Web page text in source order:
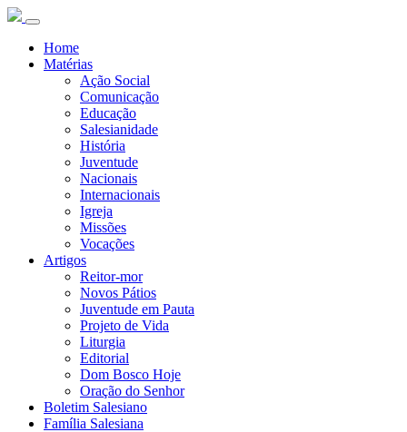
Home
Matérias
Ação Social
Comunicação
Educação
Salesianidade
História
Juventude
Nacionais
Internacionais
Igreja
Missões
Vocações
Artigos
Reitor-mor
Novos Pátios
Juventude em Pauta
Projeto de Vida
Liturgia
Editorial
Dom Bosco Hoje
Oração do Senhor
Boletim Salesiano
Família Salesiana